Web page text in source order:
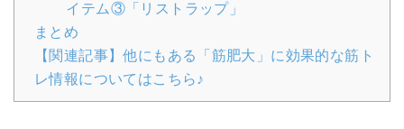
イテム③「リストラップ」
まとめ
【関連記事】他にもある「筋肥大」に効果的な筋ト
レ情報についてはこちら♪